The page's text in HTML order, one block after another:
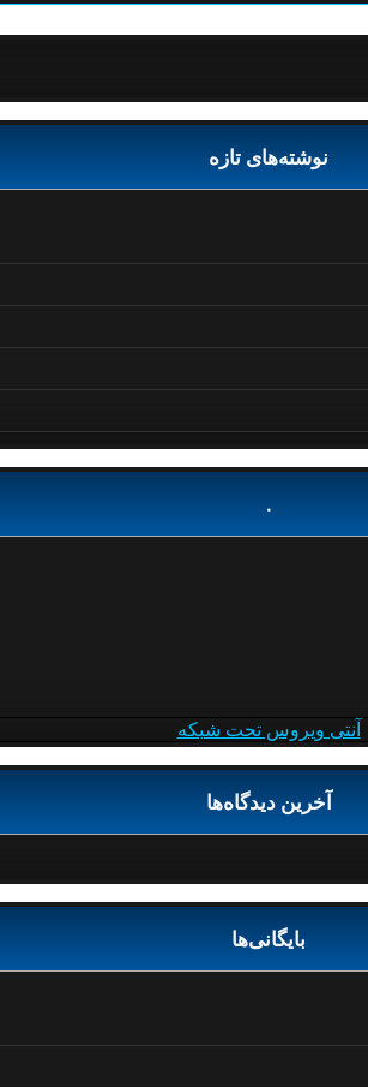
نوشته‌های تازه
.
آنتی ویروس تحت شبکه
آخرین دیدگاه‌ها
بایگانی‌ها